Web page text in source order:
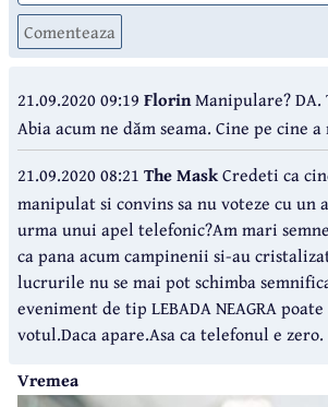
Comenteaza
21.09.2020 09:19 FlorinManipulare? DA.
Abia acum ne dăm seama. Cine pe cine
21.09.2020 08:21 The MaskCredeti ca
manipulat si convins sa nu voteze cu
urma unui apel telefonic?Am mari
ca pana acum campinenii si-au
lucrurile nu se mai pot schimba
eveniment de tip LEBADA NEAGRA
votul.Daca apare.Asa ca telefonul e zero.
Vremea